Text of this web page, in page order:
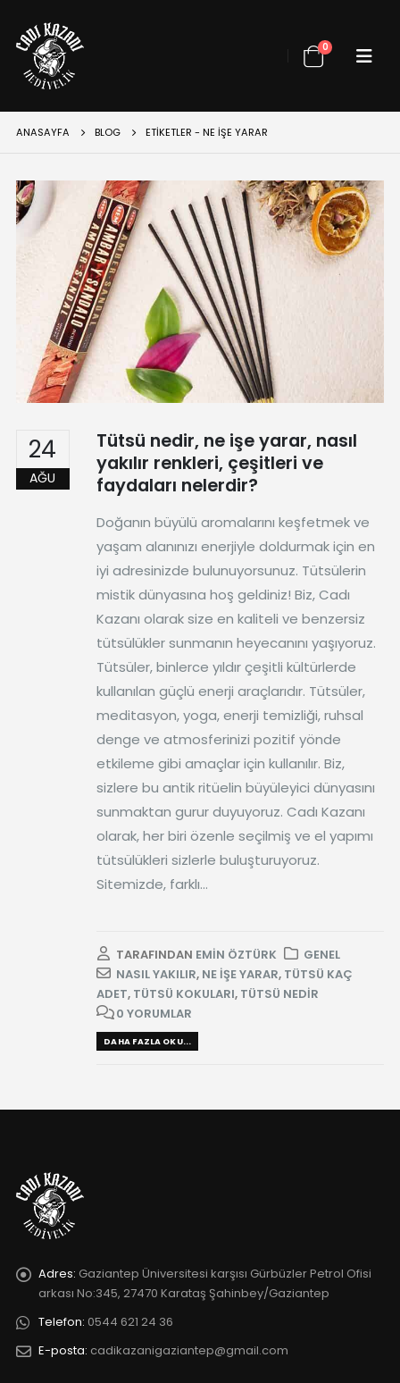
0
ANASAYFA BLOG ETIKETLER - NE IŞE YARAR
24
AĞU
Tütsü nedir, ne işe yarar, nasıl
yakılır renkleri, çeşitleri ve
faydaları nelerdir?
Doğanın büyülü aromalarını keşfetmek ve
yaşam alanınızı enerjiyle doldurmak için en
iyi adresinizde bulunuyorsunuz. Tütsülerin
mistik dünyasına hoş geldiniz! Biz, Cadı
Kazanı olarak size en kaliteli ve benzersiz
tütsülükler sunmanın heyecanını yaşıyoruz.
Tütsüler, binlerce yıldır çeşitli kültürlerde
kullanılan güçlü enerji araçlarıdır. Tütsüler,
meditasyon, yoga, enerji temizliği, ruhsal
denge ve atmosferinizi pozitif yönde
etkileme gibi amaçlar için kullanılır. Biz,
sizlere bu antik ritüelin büyüleyici dünyasını
sunmaktan gurur duyuyoruz. Cadı Kazanı
olarak, her biri özenle seçilmiş ve el yapımı
tütsülükleri sizlerle buluşturuyoruz.
Sitemizde, farklı...
TARAFINDAN EMIN ÖZTÜRK
GENEL
NASIL YAKILIR, NE IŞE YARAR, TÜTSÜ KAÇ
ADET, TÜTSÜ KOKULARI, TÜTSÜ NEDIR
0 YORUMLAR
DAHA FAZLA OKU...
Adres: Gaziantep Üniversitesi karşısı Gürbüzler Petrol Ofisi
arkası No:345, 27470 Karataş Şahinbey/Gaziantep
Telefon: 0544 621 24 36
E-posta: cadikazanigaziantep@gmail.com